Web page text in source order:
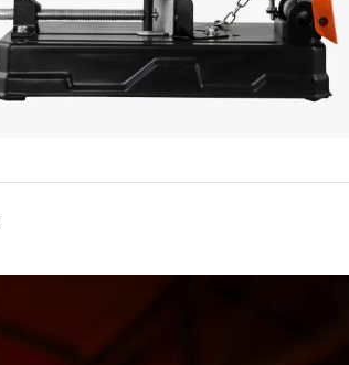
تماشای ویدئو
بزرگنمایی تصویر